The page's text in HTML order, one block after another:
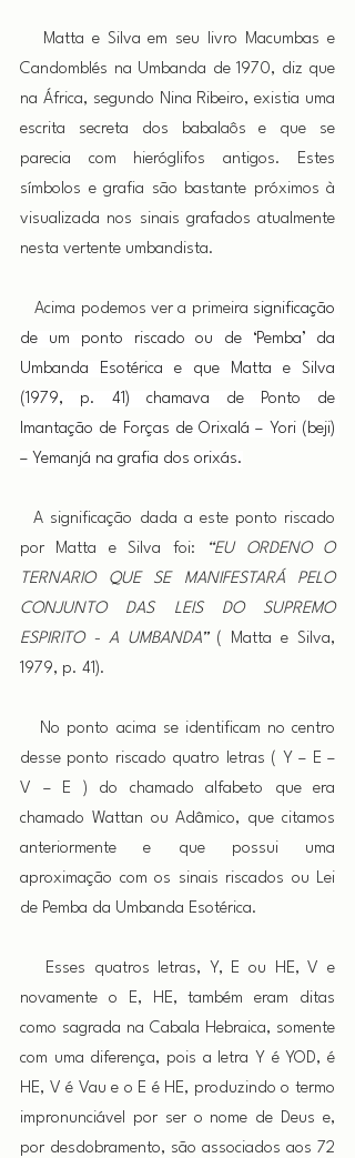
Candomblés na Umbanda de 1970, diz que
na África, segundo Nina Ribeiro, existia uma
escrita secreta dos babalaôs e que se
parecia com hieróglifos antigos. Estes
símbolos e grafia são bastante próximos à
visualizada nos sinais grafados atualmente
nesta vertente umbandista.
   Acima podemos ver a primeira
significação
de um ponto riscado ou de ‘Pemba’ da
Umbanda Esotérica e que Matta e Silva
(1979, p. 41) chamava de Ponto de
Imantação de Forças de Orixalá – Yori (beji)
– Yemanjá na grafia dos orixás.
  A significação dada a este ponto riscado
por Matta e Silva foi:
“EU ORDENO O
TERNARIO QUE SE MANIFESTARÁ PELO
CONJUNTO DAS LEIS DO SUPREMO
ESPIRITO - A UMBANDA” ( Matta e Silva,
1979, p. 41).
desse ponto riscado quatro letras ( Y – E –
V – E ) do chamado alfabeto que era
chamado Wattan ou Adâmico, que citamos
anteriormente e que possui uma
aproximação com os sinais riscados ou Lei
de Pemba da Umbanda Esotérica.
novamente o E, HE, também eram ditas
como sagrada na Cabala Hebraica, somente
com uma diferença, pois a letra Y é YOD, é
HE, V é Vau e o E é HE, produzindo o termo
impronunciável por ser o nome de Deus e,
por desdobramento, são associados aos 72